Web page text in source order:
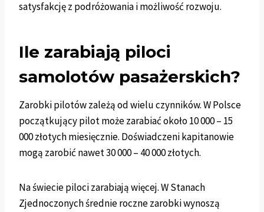
satysfakcję z podróżowania i możliwość rozwoju.
Ile zarabiają piloci
samolotów pasażerskich?
Zarobki pilotów zależą od wielu czynników. W Polsce
początkujący pilot może zarabiać około 10 000 – 15
000 złotych miesięcznie. Doświadczeni kapitanowie
mogą zarobić nawet 30 000 – 40 000 złotych.
Na świecie piloci zarabiają więcej. W Stanach
Zjednoczonych średnie roczne zarobki wynoszą